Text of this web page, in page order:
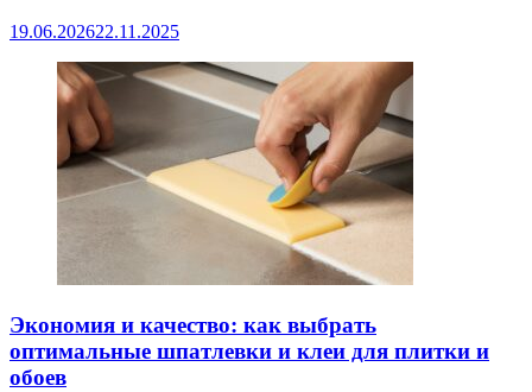
19.06.202622.11.2025
Экономия и качество: как выбрать
оптимальные шпатлевки и клеи для плитки и
обоев